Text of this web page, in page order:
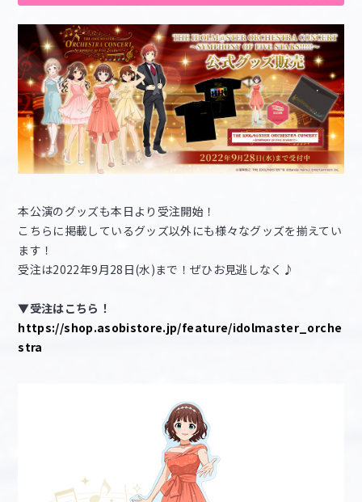
本公演のグッズも本日より受注開始！
こちらに掲載しているグッズ以外にも様々なグッズを揃えてい
ます！
受注は2022年9月28日(水)まで！ぜひお見逃しなく♪
▼受注はこちら！
https://shop.asobistore.jp/feature/idolmaster_orche
stra